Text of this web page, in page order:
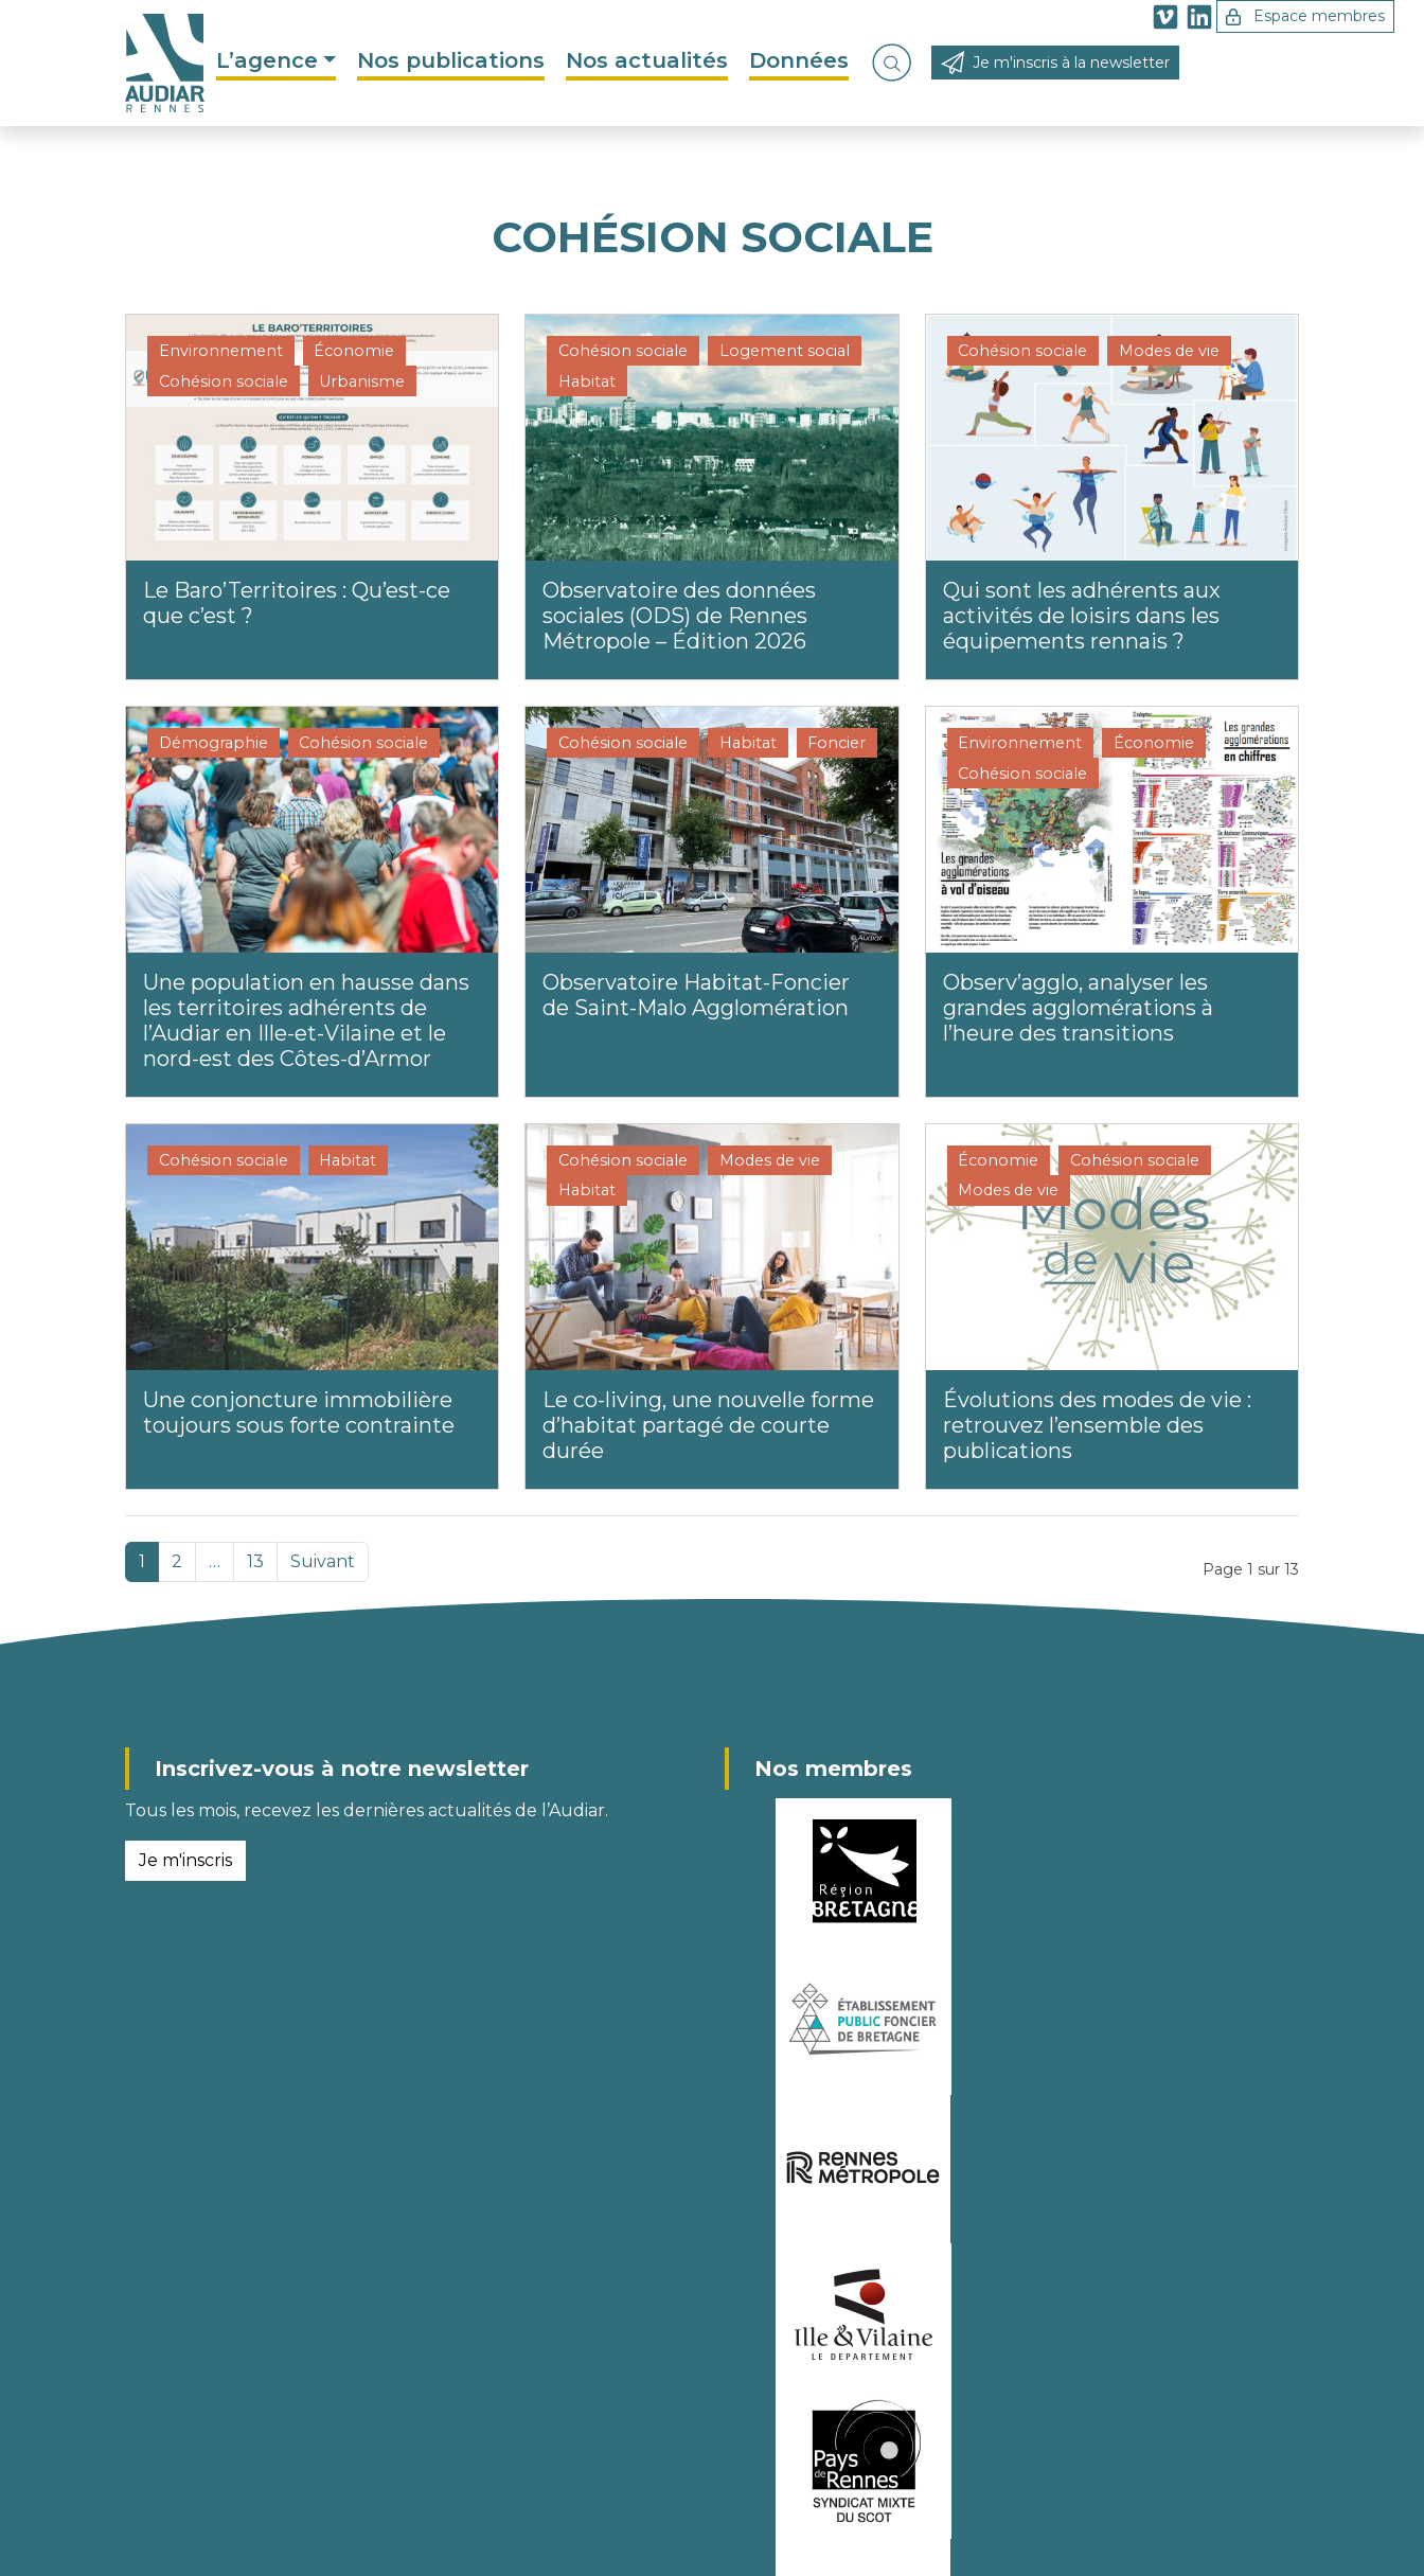
L’agence Nos publications Nos actualités Données
Ouvrir la recherche
Je m'inscris à la newsletter
Espace membres
COHÉSION SOCIALE
Environnement
Économie
Cohésion sociale
Urbanisme
Le Baro’Territoires : Qu’est-ce
que c’est ?
Cohésion sociale
Logement social
Habitat
Observatoire des données
sociales (ODS) de Rennes
Métropole – Édition 2026
Cohésion sociale Modes de vie
Qui sont les adhérents aux
activités de loisirs dans les
équipements rennais ?
Démographie Cohésion sociale
Une population en hausse dans
les territoires adhérents de
l’Audiar en Ille-et-Vilaine et le
nord-est des Côtes-d’Armor
Cohésion sociale Habitat Foncier
Observatoire Habitat-Foncier
de Saint-Malo Agglomération
Environnement
Économie
Cohésion sociale
Observ’agglo, analyser les
grandes agglomérations à
l’heure des transitions
Cohésion sociale Habitat
Une conjoncture immobilière
toujours sous forte contrainte
Cohésion sociale
Modes de vie
Habitat
Le co-living, une nouvelle forme
d’habitat partagé de courte
durée
Économie
Cohésion sociale
Modes de vie
Évolutions des modes de vie :
retrouvez l’ensemble des
publications
1 2 … 13 Suivant Page 1 sur 13
Inscrivez-vous à notre newsletter
Tous les mois, recevez les dernières actualités de l’Audiar.
Je m'inscris
Nos membres